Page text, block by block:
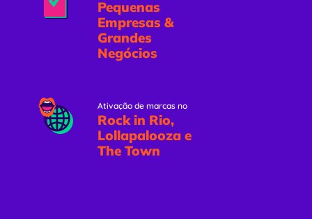
Pequenas
Empresas &
Grandes
Negócios
Ativação de marcas no
Rock in Rio,
Lollapalooza e
The Town